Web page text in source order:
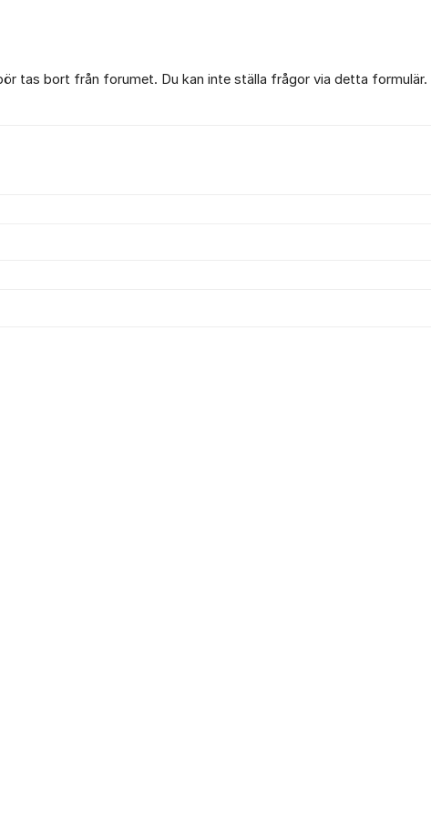
tas bort från forumet. Du kan inte ställa frågor via detta formulär.